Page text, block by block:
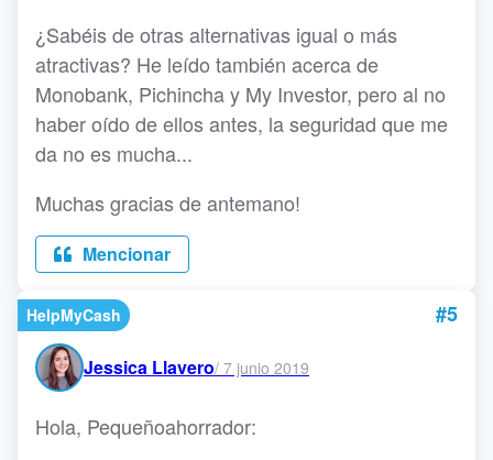
¿Sabéis de otras alternativas igual o más
atractivas? He leído también acerca de
Monobank, Pichincha y My Investor, pero al no
haber oído de ellos antes, la seguridad que me
da no es mucha...
Muchas gracias de antemano!
Mencionar
HelpMyCash #5
Jessica Llavero/ 7 junio 2019
Hola, Pequeñoahorrador: